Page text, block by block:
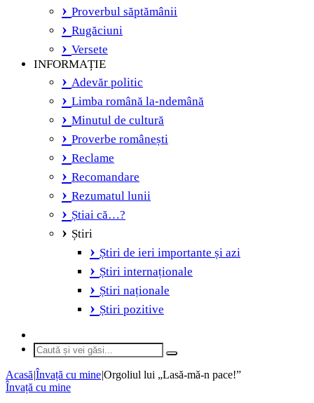
Proverbul săptămânii
Rugăciuni
Versete
INFORMAȚIE
Adevăr politic
Limba română la-ndemână
Minutul de cultură
Proverbe românești
Reclame
Recomandare
Rezumatul lunii
Știai că…?
Știri
Știri de ieri importante și azi
Știri internaționale
Știri naționale
Știri pozitive
skin
Caută
vei
Acasă|Învață cu mine|Orgoliul lui „Lasă-mă-n pace!”
Învață cu mine